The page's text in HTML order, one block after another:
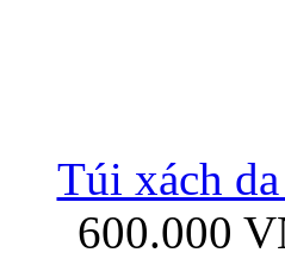
Túi xách
600.000